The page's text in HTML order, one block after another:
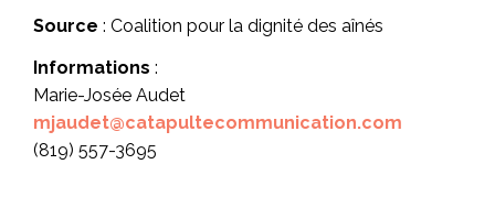
Source : Coalition pour la dignité des aînés
Informations :
Marie-Josée Audet
mjaudet@catapultecommunication.com
(819) 557-3695